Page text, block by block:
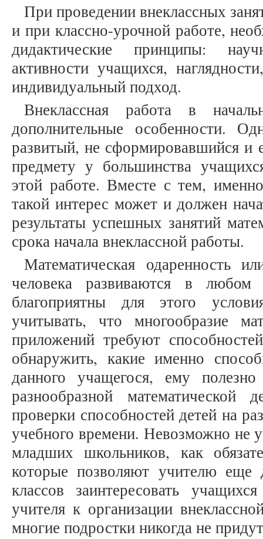
При проведении внеклассных
и при классно-урочной работе,
дидактические принципы:
активности учащихся,
индивидуальный подход.
Внеклассная работа в
дополнительные особенности.
развитый, не сформировавшийся и
предмету у большинства
этой работе. Вместе с тем,
такой интерес может и должен
результаты успешных занятий
срока начала внеклассной работы.
Математическая одаренность
человека развиваются в
благоприятны для этого
учитывать, что многообразие
приложений требуют
обнаружить, какие именно
данного учащегося, ему
разнообразной математической
проверки способностей детей на
учебного времени. Невозможно не
младших школьников, как
которые позволяют учителю еще
классов заинтересовать
учителя к организации
многие подростки никогда не